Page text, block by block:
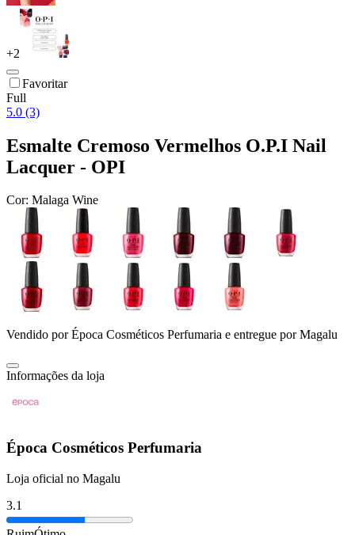
+2
Favoritar
Full
5.0 (3)
Esmalte Cremoso Vermelhos O.P.I Nail
Lacquer - OPI
Cor: Malaga Wine
Vendido porÉpoca Cosméticos Perfumaria e entregue por Magalu
Informações da loja
Época Cosméticos Perfumaria
Loja oficial no Magalu
3.1